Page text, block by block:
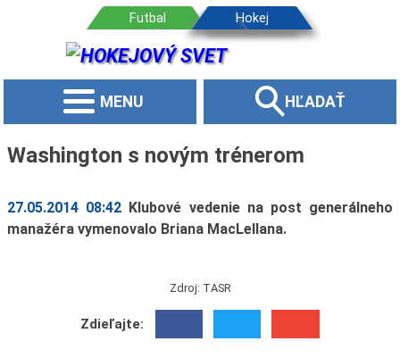
MENU HĽADAŤ
Washington s novým trénerom
27.05.2014 08:42 Klubové vedenie na post generálneho
manažéra vymenovalo Briana MacLellana.
Zdroj: TASR
Zdieľajte: